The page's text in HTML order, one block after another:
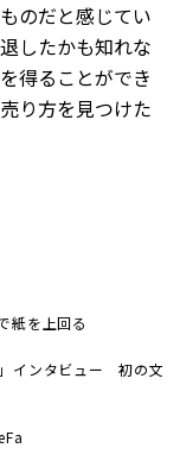
のだと感じてい
したかも知れな
得ることができ
り方を見つけた
紙を上回る
インタビュー 初の文